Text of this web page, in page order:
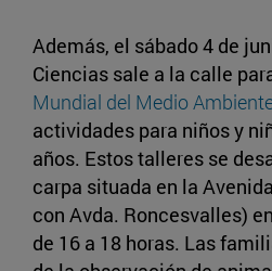
Además, el sábado 4 de
Ciencias sale a la calle
Mundial del Medio
actividades para niños y
años. Estos talleres se
carpa situada en la
con Avda. Roncesvalles)
de 16 a 18 horas. Las